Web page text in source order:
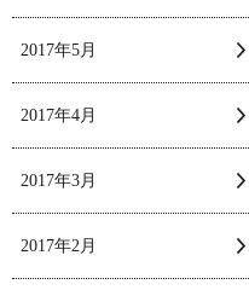
2017年5月
2017年4月
2017年3月
2017年2月